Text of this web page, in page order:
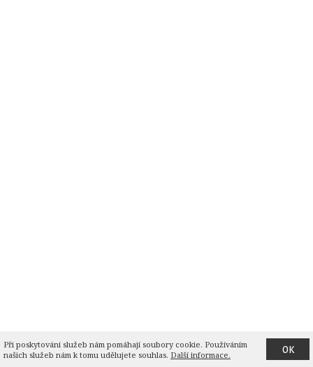
Při poskytování služeb nám pomáhají soubory cookie. Používáním
našich služeb nám k tomu udělujete souhlas. Další informace. OK